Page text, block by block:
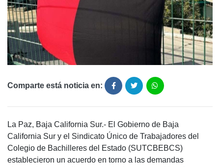
Comparte está noticia en:
La Paz, Baja California Sur.- El Gobierno de Baja
California Sur y el Sindicato Único de Trabajadores del
Colegio de Bachilleres del Estado (SUTCBEBCS)
establecieron un acuerdo en torno a las demandas